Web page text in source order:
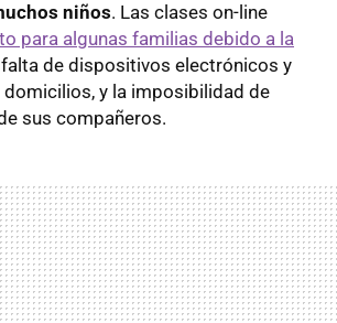
niños. Las clases on-line
para algunas familias debido a la
falta de dispositivos electrónicos y
domicilios, y la imposibilidad de
sus compañeros.